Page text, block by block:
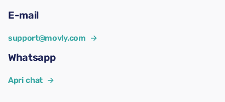
E-mail
support@movly.com →
Whatsapp
Apri chat →